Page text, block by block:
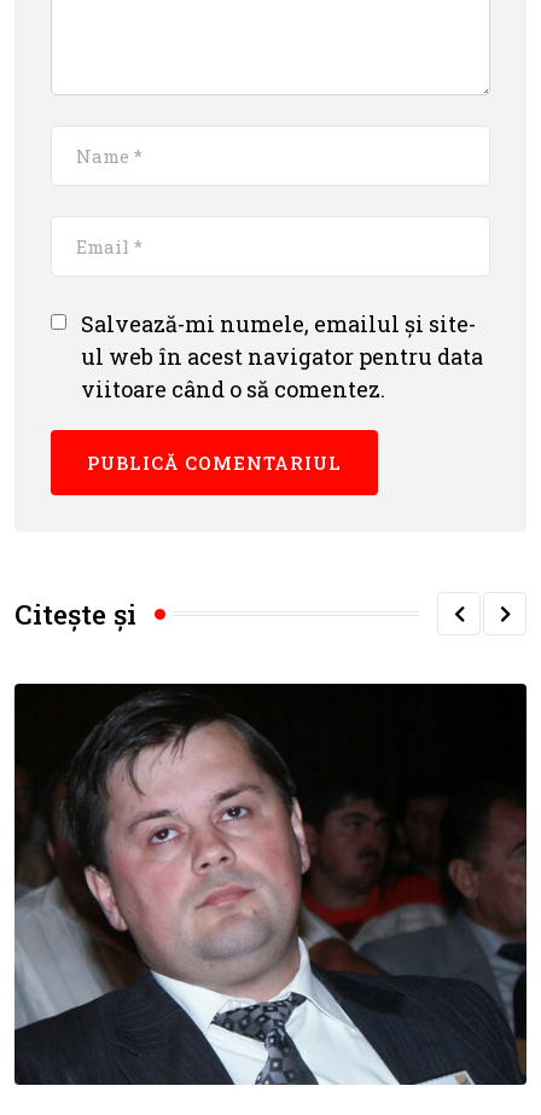
Salvează-mi numele, emailul și site-
ul web în acest navigator pentru data
viitoare când o să comentez.
Citește și